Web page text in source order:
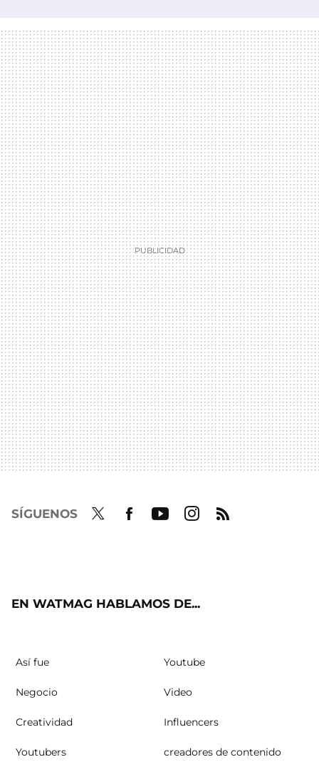
SÍGUENOS
EN WATMAG HABLAMOS DE...
Así fue Youtube
Negocio Video
Creatividad Influencers
Youtubers creadores de contenido